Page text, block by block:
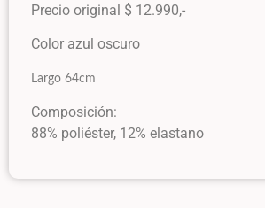
Precio original $ 12.990,-
Color azul oscuro
Largo 64cm
Composición:
88% poliéster, 12% elastano